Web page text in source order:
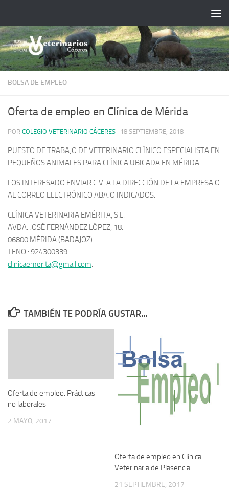
BOLSA DE EMPLEO
Oferta de empleo en Clínica de Mérida
POR COLEGIO VETERINARIO CÁCERES · 18 SEPTIEMBRE, 2018
PUESTO DE TRABAJO DE VETERINARIO CLÍNICO ESPECIALISTA EN
PEQUEÑOS ANIMALES PARA CLÍNICA UBICADA EN MÉRIDA.
LOS INTERESADO ENVIAR C.V. A LA DIRECCIÓN DE LA EMPRESA O
AL CORREO ELECTRÓNICO ABAJO INDICADOS.
CLÍNICA VETERINARIA EMÉRITA, S.L.
AVDA. JOSÉ FERNÁNDEZ LÓPEZ, 18.
06800 MÉRIDA (BADAJOZ).
TFNO.: 924300339.
clinicaemerita@gmail.com
TAMBIÉN TE PODRÍA GUSTAR...
Oferta de empleo: Prácticas
no laborales
2 MAYO, 2017
Oferta de empleo en Clínica
Veterinaria de Plasencia
21 SEPTIEMBRE, 2017